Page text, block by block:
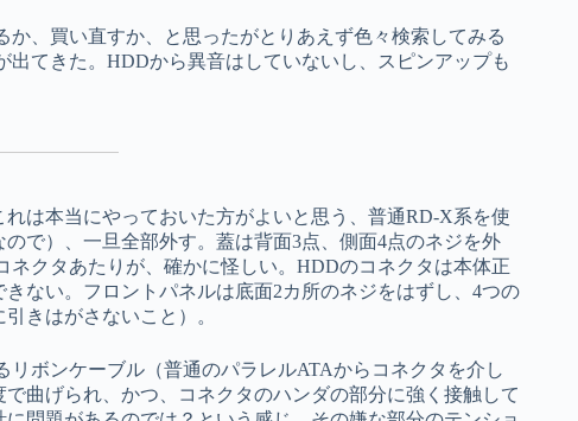
、買い直すか、と思ったがとりあえず色々検索してみる
てきた。HDDから異音はしていないし、スピンアップも
は本当にやっておいた方がよいと思う、普通RD-X系を使
で）、一旦全部外す。蓋は背面3点、側面4点のネジを外
クタあたりが、確かに怪しい。HDDのコネクタは本体正
ない。フロントパネルは底面2カ所のネジをはずし、4つの
きはがさないこと）。
ボンケーブル（普通のパラレルATAからコネクタを介し
曲げられ、かつ、コネクタのハンダの部分に強く接触して